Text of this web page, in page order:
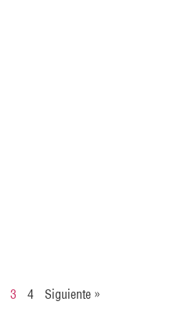
3 4 Siguiente »